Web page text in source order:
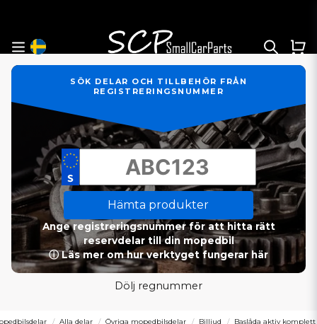
SÖK DELAR OCH TILLBEHÖR FRÅN
REGISTRERINGSNUMMER
Hämta produkter
Ange registreringsnummer för att hitta rätt
reservdelar till din mopedbil
ⓘ Läs mer om hur verktyget fungerar här
Dölj regnummer
Alla delar Övriga mopedbilsdelar Billjud Baslåda aktiv